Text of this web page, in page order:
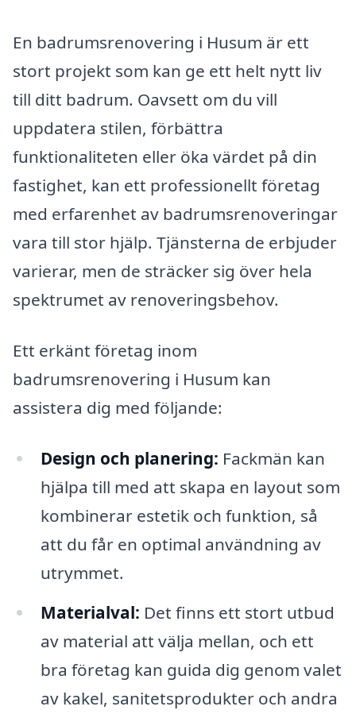
En badrumsrenovering i Husum är ett
stort projekt som kan ge ett helt nytt liv
till ditt badrum. Oavsett om du vill
uppdatera stilen, förbättra
funktionaliteten eller öka värdet på din
fastighet, kan ett professionellt företag
med erfarenhet av badrumsrenoveringar
vara till stor hjälp. Tjänsterna de erbjuder
varierar, men de sträcker sig över hela
spektrumet av renoveringsbehov.
Ett erkänt företag inom
badrumsrenovering i Husum kan
assistera dig med följande:
Design och planering: Fackmän kan
hjälpa till med att skapa en layout som
kombinerar estetik och funktion, så
att du får en optimal användning av
utrymmet.
Materialval: Det finns ett stort utbud
av material att välja mellan, och ett
bra företag kan guida dig genom valet
av kakel, sanitetsprodukter och andra